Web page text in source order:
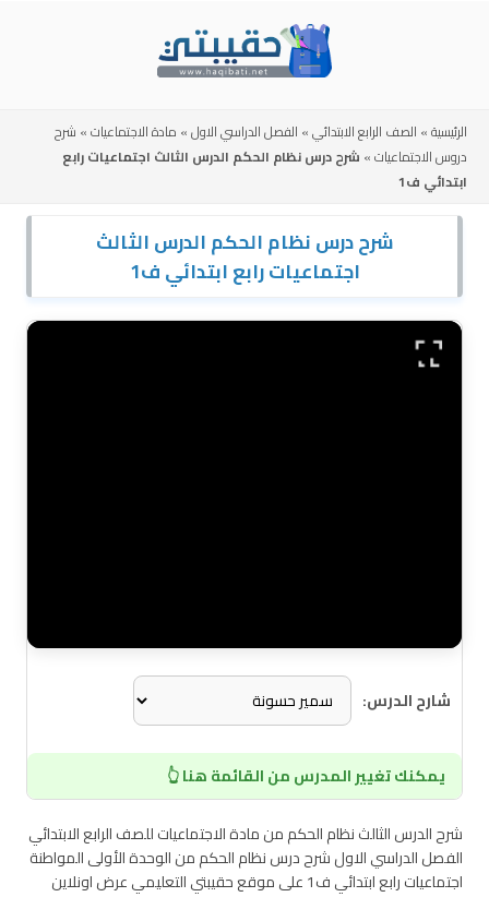
الرئيسية» الصف الرابع الابتدائي» الفصل الدراسي الاول» مادة الاجتماعيات» شرح
دروس الاجتماعيات» شرح درس نظام الحكم الدرس الثالث اجتماعيات رابع
ابتدائي ف1
شرح درس نظام الحكم الدرس الثالث
اجتماعيات رابع ابتدائي ف1
شارح الدرس:
يمكنك تغيير المدرس من القائمة هنا 👆
شرح الدرس الثالث نظام الحكم من مادة الاجتماعيات للصف الرابع الابتدائي
الفصل الدراسي الاول شرح درس نظام الحكم من الوحدة الأولى المواطنة
اجتماعيات رابع ابتدائي ف1 على موقع حقيبتي التعليمي عرض اونلاين